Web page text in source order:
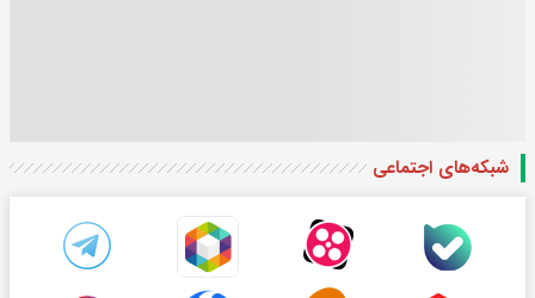
شبکه‌های اجتماعی